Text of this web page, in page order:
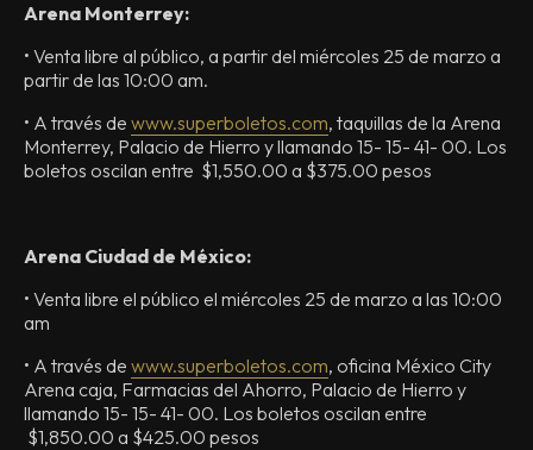
Arena Monterrey:
• Venta libre al público, a partir del miércoles 25 de marzo a
partir de las 10:00 am.
• A través de www.superboletos.com, taquillas de la Arena
Monterrey, Palacio de Hierro y llamando 15- 15- 41- 00. Los
boletos oscilan entre $1,550.00 a $375.00 pesos
Arena Ciudad de México:
• Venta libre el público el miércoles 25 de marzo a las 10:00
am
• A través de www.superboletos.com, oficina México City
Arena caja, Farmacias del Ahorro, Palacio de Hierro y
llamando 15- 15- 41- 00. Los boletos oscilan entre
$1,850.00 a $425.00 pesos